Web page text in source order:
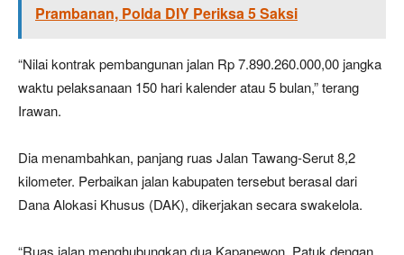
Prambanan, Polda DIY Periksa 5 Saksi
“Nilai kontrak pembangunan jalan Rp 7.890.260.000,00 jangka
waktu pelaksanaan 150 hari kalender atau 5 bulan,” terang
Irawan.
Dia menambahkan, panjang ruas Jalan Tawang-Serut 8,2
kilometer. Perbaikan jalan kabupaten tersebut berasal dari
Dana Alokasi Khusus (DAK), dikerjakan secara swakelola.
“Ruas jalan menghubungkan dua Kapanewon, Patuk dengan